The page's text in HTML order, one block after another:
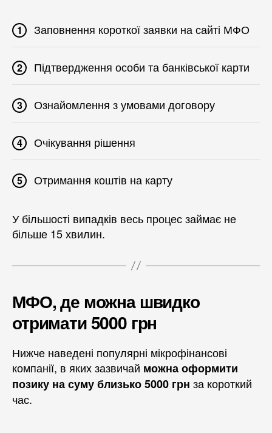
Заповнення короткої заявки на сайті МФО
Підтвердження особи та банківської карти
Ознайомлення з умовами договору
Очікування рішення
Отримання коштів на карту
У більшості випадків весь процес займає не
більше 15 хвилин.
МФО, де можна швидко
отримати 5000 грн
Нижче наведені популярні мікрофінансові
компанії, в яких зазвичай можна оформити
позику на суму близько 5000 грн за короткий
час.